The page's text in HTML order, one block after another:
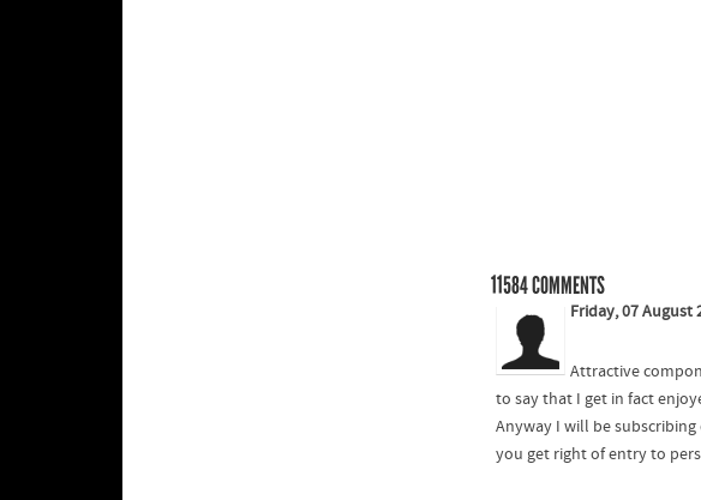
11584COMMENTS
Friday, 07 August
Attractive
to say that I get in fact
Anyway I will be
you get right of entry to